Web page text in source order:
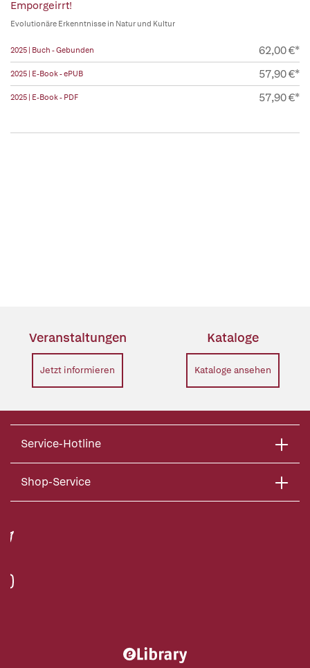
Emporgeirrt!
Evolutionäre Erkenntnisse in Natur und Kultur
2025 | Buch - Gebunden 62,00 €*
2025 | E-Book - ePUB 57,90 €*
2025 | E-Book - PDF 57,90 €*
Veranstaltungen
Jetzt informieren
Kataloge
Kataloge ansehen
Service-Hotline
Shop-Service